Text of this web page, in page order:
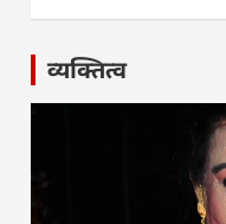
व्यक्तित्व